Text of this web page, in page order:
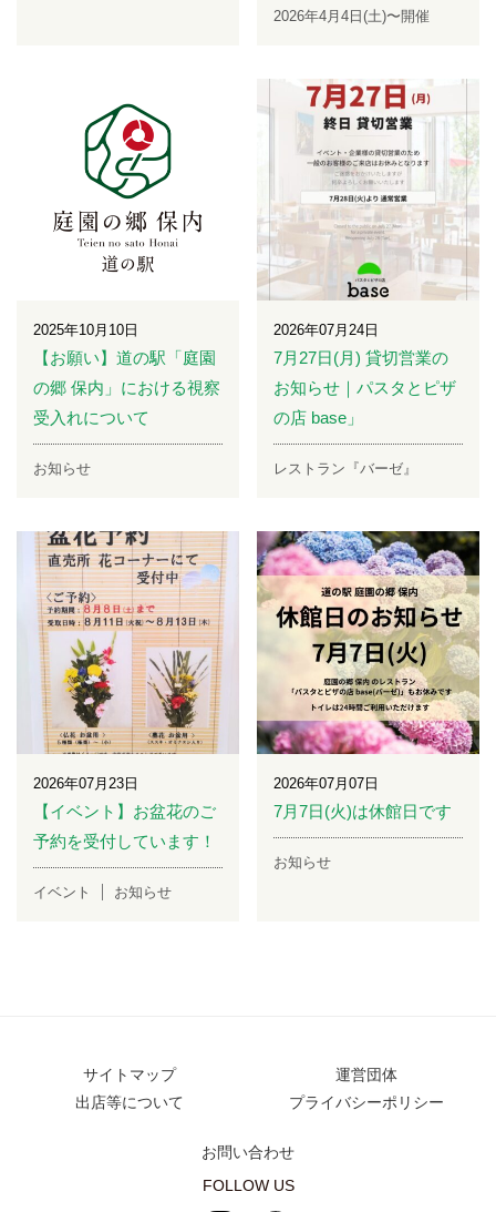
2026年4月4日(土)〜開催
2025年10月10日
【お願い】道の駅「庭園
の郷 保内」における視察
受入れについて
お知らせ
2026年07月24日
7月27日(月) 貸切営業の
お知らせ｜パスタとピザ
の店 base」
レストラン『バーゼ』
2026年07月23日
【イベント】お盆花のご
予約を受付しています！
イベント お知らせ
2026年07月07日
7月7日(火)は休館日です
お知らせ
サイトマップ
運営団体
出店等について
プライバシーポリシー
お問い合わせ
FOLLOW US